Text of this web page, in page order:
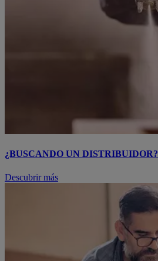
¿BUSCANDO UN DISTRIBUIDOR?
Descubrir más